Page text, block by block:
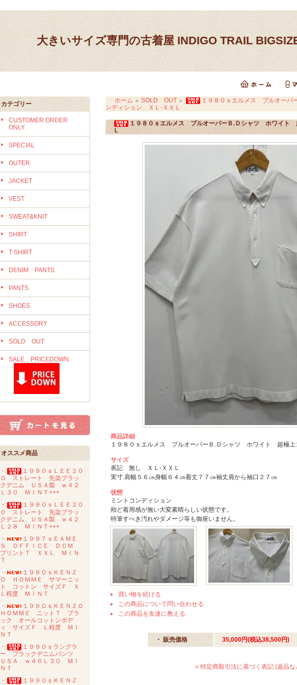
大きいサイズ専門の古着屋 INDIGO TRAIL
カテゴリー
CUSTOMER ORDER
ONLY
SPECIAL
OUTER
JACKET
VEST
SWEAT&KNIT
SHIRT
T SHIRT
DENIM PANTS
PANTS
SHOES
ACCESSORY
SOLD OUT
SALE PRICEDOWN
オススメ商品
・
１９９０ｓＬＥＥ２０
０ ストレート 先染ブラッ
クデニム ＵＳＡ製 ｗ４２
Ｌ３０ ＭＩＮＴ+++
・
１９９０ｓＬＥＥ２０
０ ストレート 先染ブラッ
クデニム ＵＳＡ製 ｗ４２
Ｌ２８ ＭＩＮＴ+++
・
１９９７ｓＥＡＭＥ
Ｓ ＯＦＦＩＣＥ ＤＣＭ
プリントＴ ＸＸＬ ＭＩＮ
Ｔ
・
１９９０ｓＫＥＮＺ
Ｏ ＨＯＭＭＥ サマーニッ
ト コットン サイズＦ Ｘ
Ｌ程度 ＭＩＮＴ
・
１９９０ｓＫＥＮＺＯ
ＨＯＭＭＥ ニットＴ ブラ
ック オールコットンボデ
ィ サイズＦ Ｌ程度 ＭＩ
ＮＴ
・
１９９０ｓラングラ
ー ブラックデニムパンツ
ＵＳＡ ｗ４６Ｌ３０ ＭＩ
ＮＴ
・
１９９０ｓＫＥＮＺ
ホーム ＞ SOLD OUT ＞
１９８０ｓエルメス プルオー
ンディション ＸＬ-ＸＸＬ
１９８０ｓエルメス プルオーバーＢ.Ｄシャツ ホワイト
Ｌ
商品詳細
１９８０ｓエルメス プルオーバーＢ.Ｄシャツ ホワイト 超極上
サイズ
表記 無し ＸＬ-ＸＸＬ
実寸.肩幅５６㎝身幅６４㎝着丈７７㎝袖丈肩から袖口２７㎝
状態
ミントコンディション
殆ど着用感が無い大変素晴らしい状態です。
特筆すべき汚れやダメージ等も御座いません。
買い物を続ける
この商品について問い合わせる
この商品を友達に教える
・ 販売価格 35,000円(税込38,500円)
» 特定商取引法に基づく表記 (返品な